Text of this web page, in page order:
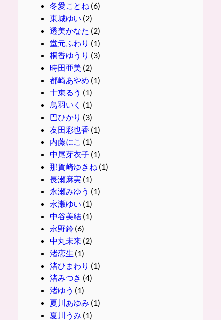
冬愛ことね (6)
東城ゆい (2)
透美かなた (2)
堂元ふわり (1)
桐香ゆうり (3)
時田亜美 (2)
都崎あやめ (1)
十束るう (1)
鳥羽いく (1)
巴ひかり (3)
友田彩也香 (1)
内藤にこ (1)
中尾芽衣子 (1)
那賀崎ゆきね (1)
長瀬麻実 (1)
永瀬みゆう (1)
永瀬ゆい (1)
中谷美結(1)
永野鈴(6)
中丸未来(2)
渚恋生 (1)
渚ひまわり (1)
渚みつき (4)
渚ゆう (1)
夏川あゆみ (1)
夏川うみ (1)